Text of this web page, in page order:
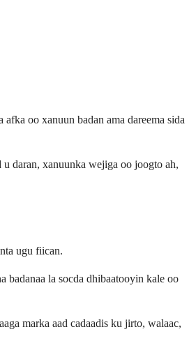
oo xanuun badan ama dareema sida
daran, xanuunka wejiga oo joogto ah,
ugu fiican.
badanaa la socda dhibaatooyin kale oo
marka aad cadaadis ku jirto, walaac,